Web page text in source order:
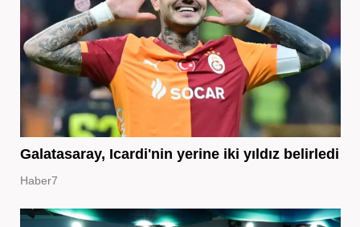
Galatasaray, Icardi'nin yerine iki yıldız belirledi
Haber7